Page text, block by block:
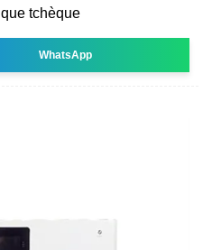
tchèque
WhatsApp